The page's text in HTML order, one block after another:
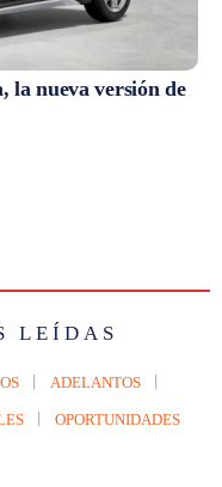
la nueva versión de
LEÍDAS
ADELANTOS
OPORTUNIDADES